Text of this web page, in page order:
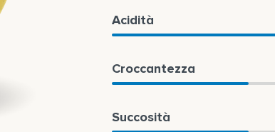
Acidità
Croccantezza
Succosità